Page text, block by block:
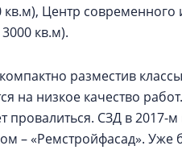
Центр современного
кв.м).
разместив
на низкое качество
СЗД в 2017-
– «Ремстройфасад».